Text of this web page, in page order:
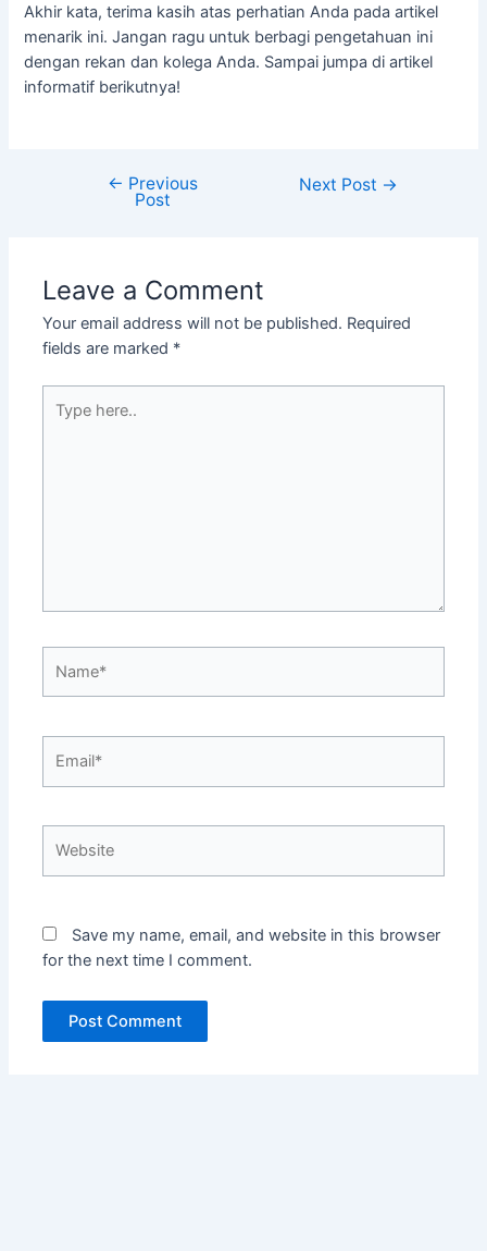
Akhir kata, terima kasih atas perhatian Anda pada artikel
menarik ini. Jangan ragu untuk berbagi pengetahuan ini
dengan rekan dan kolega Anda. Sampai jumpa di artikel
informatif berikutnya!
← Previous
Post
Next Post →
Leave a Comment
Your email address will not be published. Required
fields are marked *
here..
Save my name, email, and website in this browser
for the next time I comment.